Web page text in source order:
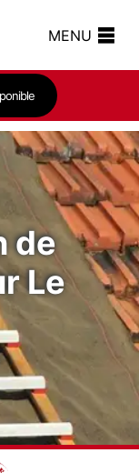
MENU
de
Le